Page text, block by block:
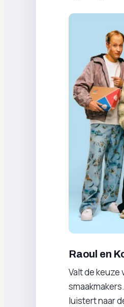
Raoul en
Valt de keuze
luistert naar